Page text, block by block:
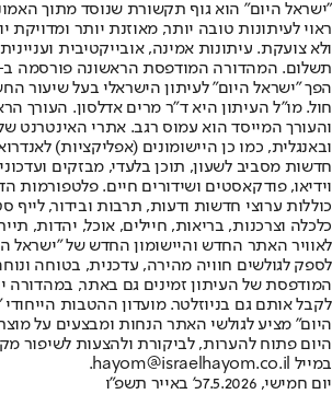
"ישראל היום" הוא גוף תקשורת שנוסד מתוך
ראוי לעיתונות טובה יותר, מאוזנת יותר ומדויקת
ולא צועקת. עיתונות אמינה, אובייקטיבית
הפך "ישראל היום" לעיתון הישראלי בעל שיעור
חול. מו"ל העיתון היא ד"ר מרים אדלסון. העורך
והעורך המייסד הוא עמוס רגב. אתרי האינטרנט
חדשות מסביב לשעון, תוכן בלעדי, מבזקים
וידיאו, פודקאסטים ושידורים חיים. פלטפורמות
כוללות ערוצי חדשות ודעות, תרבות ובידור, לייף
לאוויר האתר החדש והיישומון החדש של "ישראל
לספק לגולשים חוויה מהירה, עדכנית, בטוחה
המודפסת של העיתון זמינים גם באתר, במהדורה
לקבל אותם גם בניוזלטר. מועדון ההטבות
היום" מציע לגולשי האתר הנחות ומבצעים על
היום פתוח להערות, לביקורת ולהצעות לשיפור
במייל hayom@israelhayom.co.il.
יום חמישי, 7.5.2026
כ' באייר תשפ"ו